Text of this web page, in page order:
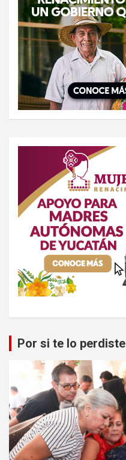
Por si te lo perdiste